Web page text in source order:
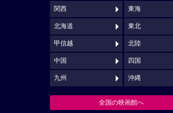
関西 東海
北海道 東北
甲信越 北陸
中国 四国
九州 沖縄
全国の映画館へ